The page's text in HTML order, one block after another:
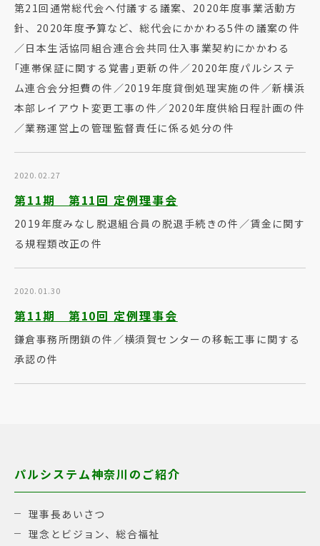
第21回通常総代会へ付議する議案、2020年度事業活動方
針、2020年度予算など、総代会にかかわる5件の議案の件
／日本生活協同組合連合会共同仕入事業契約にかかわる
｢連帯保証に関する覚書｣更新の件／2020年度パルシステ
ム連合会分担費の件／2019年度貸倒処理実施の件／新横浜
本部レイアウト変更工事の件／2020年度供給日程計画の件
／業務運営上の管理監督責任に係る処分の件
2020.02.27
第11期 第11回 定例理事会
2019年度みなし脱退組合員の脱退手続きの件／賃金に関す
る規程類改正の件
2020.01.30
第11期 第10回 定例理事会
鎌倉事務所閉鎖の件／横須賀センターの移転工事に関する
承認の件
パルシステム神奈川のご紹介
理事長あいさつ
理念とビジョン、総合福祉